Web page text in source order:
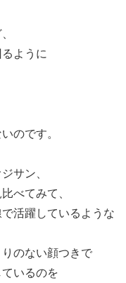
ように
のです。
サン、
べてみて、
活躍しているような
のない顔つきで
いるのを